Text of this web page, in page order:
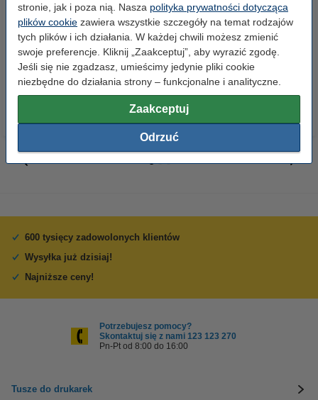
stronie, jak i poza nią. Nasza polityka prywatności dotycząca
plików cookie zawiera wszystkie szczegóły na temat rodzajów
tych plików i ich działania. W każdej chwili możesz zmienić
swoje preferencje. Kliknij „Zaakceptuj”, aby wyrazić zgodę.
Jeśli się nie zgadzasz, umieścimy jedynie pliki cookie
niezbędne do działania strony – funkcjonalne i analityczne.
Zaakceptuj
Odrzuć
Spinacze biurowe 33 mm
okrągłe (100 sztuk), 123drukuj
2,90 zł z VAT
Segregator A4 plastikowy
niebieski 80 mm, 123drukuj
9,90 zł z VAT
600 tysięcy zadowolonych klientów
Wysyłka już dzisiaj!
Najniższe ceny!
Potrzebujesz pomocy?
Skontaktuj się z nami 123 123 270
Pn-Pt od 8:00 do 16:00
Tusze do drukarek